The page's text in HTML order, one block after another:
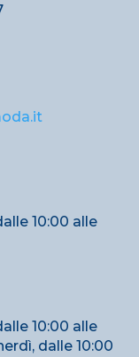
10:00 alle
10:00 alle
dalle 10:00